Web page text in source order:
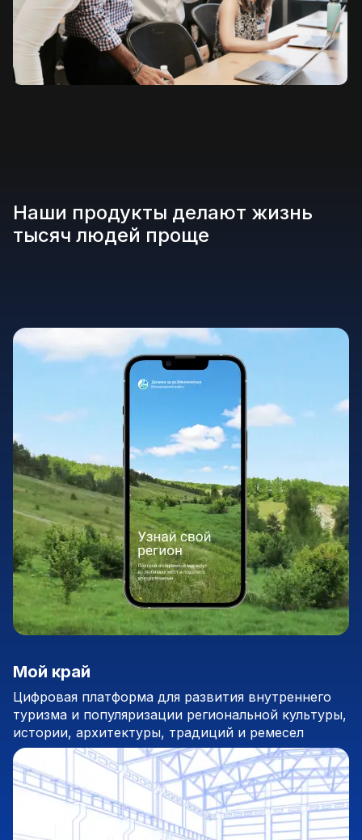
Наши продукты делают жизнь
тысяч людей проще
Мой край
Цифровая платформа для развития внутреннего
туризма и популяризации региональной культуры,
истории, архитектуры, традиций и ремесел